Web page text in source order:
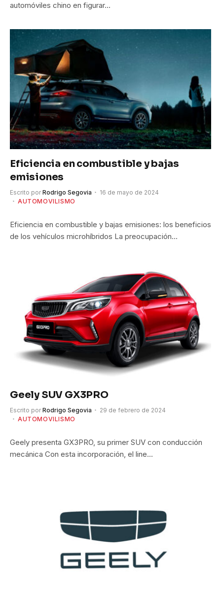
automóviles chino en figurar…
Eficiencia en combustible y bajas
emisiones
Escrito por Rodrigo Segovia
16 de mayo de 2024
AUTOMOVILISMO
Eficiencia en combustible y bajas emisiones: los beneficios
de los vehículos microhíbridos La preocupación…
Geely SUV GX3PRO
Escrito por Rodrigo Segovia
29 de febrero de 2024
AUTOMOVILISMO
Geely presenta GX3PRO, su primer SUV con conducción
mecánica Con esta incorporación, el line…